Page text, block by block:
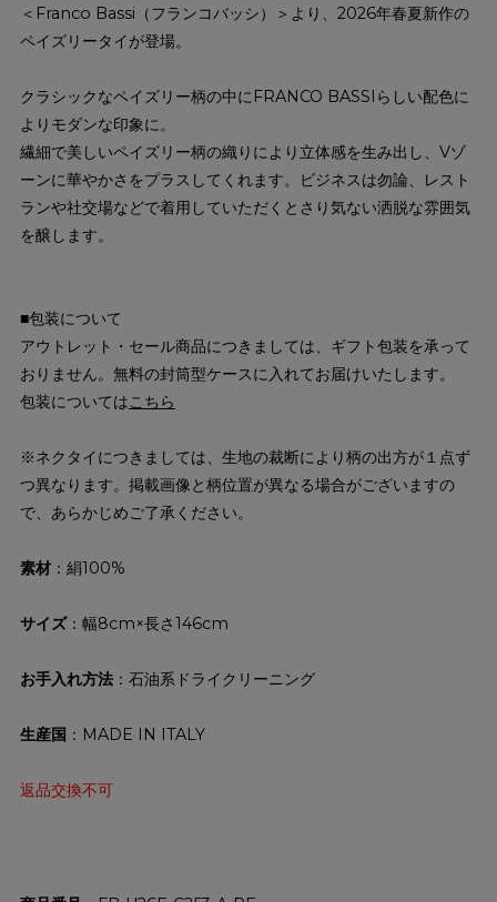
＜Franco Bassi（フランコバッシ）＞より、2026年春夏新作の
ペイズリータイが登場。
クラシックなペイズリー柄の中にFRANCO BASSIらしい配色に
よりモダンな印象に。
繊細で美しいペイズリー柄の織りにより立体感を生み出し、Vゾ
ーンに華やかさをプラスしてくれます。ビジネスは勿論、レスト
ランや社交場などで着用していただくとさり気ない洒脱な雰囲気
を醸します。
■包装について
アウトレット・セール商品につきましては、ギフト包装を承って
おりません。無料の封筒型ケースに入れてお届けいたします。
包装についてはこちら
※ネクタイにつきましては、生地の裁断により柄の出方が１点ず
つ異なります。掲載画像と柄位置が異なる場合がございますの
で、あらかじめご了承ください。
素材：絹100%
サイズ：幅8cm×長さ146cm
お手入れ方法：石油系ドライクリーニング
生産国 ：MADE IN ITALY
返品交換不可